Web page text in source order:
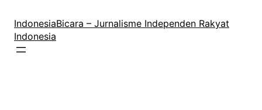
konten
IndonesiaBicara – Jurnalisme Independen Rakyat
Indonesia